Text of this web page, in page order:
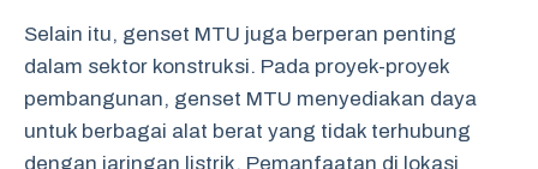
Selain itu, genset MTU juga berperan penting
dalam sektor konstruksi. Pada proyek-proyek
pembangunan, genset MTU menyediakan daya
untuk berbagai alat berat yang tidak terhubung
dengan jaringan listrik. Pemanfaatan di lokasi